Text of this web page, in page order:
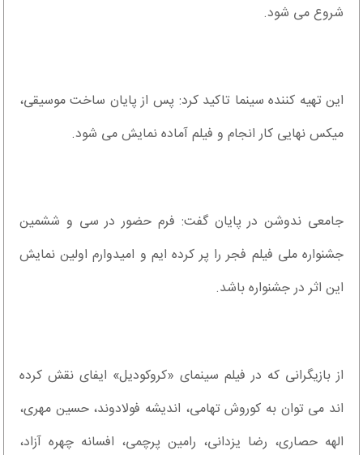
شروع می شود.
این تهیه کننده سینما تاکید کرد: پس از پایان ساخت موسیقی،
میکس نهایی کار انجام و فیلم آماده نمایش می شود.
جامعی ندوشن در پایان گفت: فرم حضور در سی و ششمین
جشنواره ملی فیلم فجر را پر کرده ایم و امیدوارم اولین نمایش
این اثر در جشنواره باشد.
از بازیگرانی که در فیلم سینمای «کروکودیل» ایفای نقش کرده
اند می توان به کوروش تهامی، اندیشه فولادوند، حسین مهری،
الهه حصاری، رضا یزدانی، رامین پرچمی، افسانه چهره آزاد،